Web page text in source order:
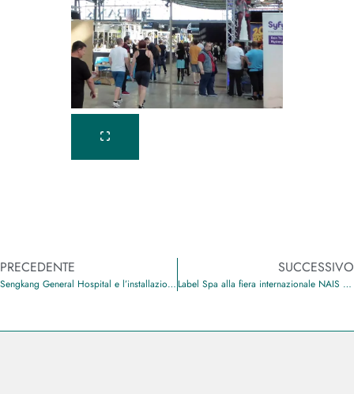
PRECEDENTE
Sengkang General Hospital e l’installazione di 127 porte Label Spa
SUCCESSIVO
Label Spa alla fiera internazionale NAIS di Mosca